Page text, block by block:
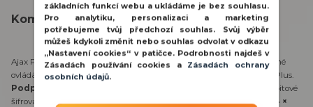
Kompletní specifikace
Ajax Pass Black je moderní RFID karta určená pro snadné a bezpečné
ovládání zabezpečovacího systému Ajax pomocí klávesnice KeyPad Plus.
Podporuje šifrovací technologii DESFire®
, která využívá 128bitové
šifrování a chráněný přenos dat.
Rozměry Ajax Pass jsou 86 × 54 ×
základních funkcí webu a ukládáme je bez souhlasu.
Pro analytiku, personalizaci a marketing
potřebujeme tvůj předchozí souhlas. Svůj výběr
můžeš kdykoli změnit nebo souhlas odvolat v odkazu
„Nastavení cookies“ v patičce. Podrobnosti najdeš v
Zásadách používání cookies a Zásadách ochrany
osobních údajů.